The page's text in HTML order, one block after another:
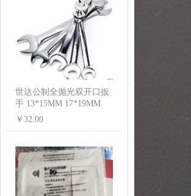
世达公制全抛光双开口扳
手 13*15MM 17*19MM
￥32.00